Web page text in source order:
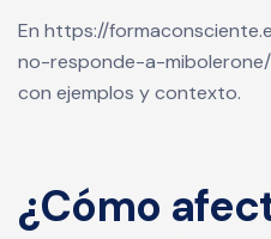
En https://
no-responde-a-mibolerone/
con ejemplos y contexto.
¿Cómo